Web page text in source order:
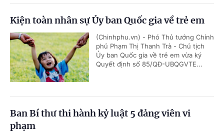
Kiện toàn nhân sự Ủy ban Quốc gia về trẻ em
(Chinhphu.vn) - Phó Thủ tướng Chính
phủ Phạm Thị Thanh Trà - Chủ tịch
Ủy ban Quốc gia về trẻ em vừa ký
Quyết định số 85/QĐ-UBQGVTE...
Ban Bí thư thi hành kỷ luật 5 đảng viên vi
phạm